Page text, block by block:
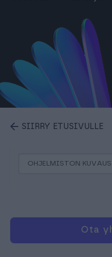
SIIRRY ETUSIVULLE
OHJELMISTON KUVAUS
Ota